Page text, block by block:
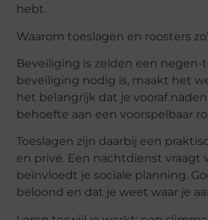
hebt.
Waarom toeslagen en roosters
Beveiliging is zelden een negen-
beveiliging nodig is, maakt het
het belangrijk dat je vooraf
behoefte aan een voorspelbaar
Toeslagen zijn daarbij een
en privé. Een nachtdienst vraagt
beïnvloedt je sociale planning.
beloond en dat je weet waar je